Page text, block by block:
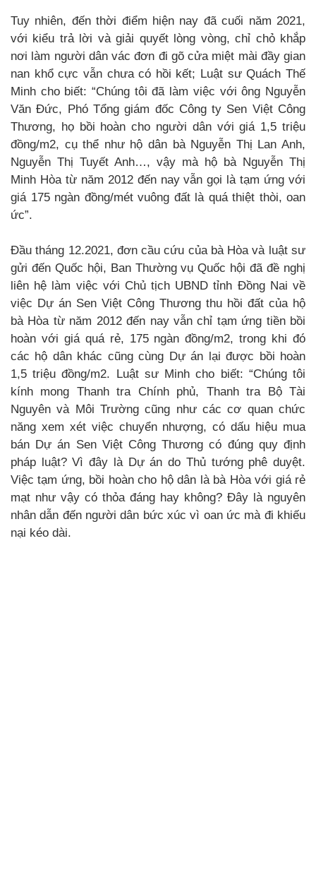
Tuy nhiên, đến thời điểm hiện nay đã cuối năm 2021,
với kiểu trả lời và giải quyết lòng vòng, chỉ chỏ khắp
nơi làm người dân vác đơn đi gõ cửa miệt mài đầy gian
nan khổ cực vẫn chưa có hồi kết; Luật sư Quách Thế
Minh cho biết: “Chúng tôi đã làm việc với ông Nguyễn
Văn Đức, Phó Tổng giám đốc Công ty Sen Việt Công
Thương, họ bồi hoàn cho người dân với giá 1,5 triệu
đồng/m2, cụ thể như hộ dân bà Nguyễn Thị Lan Anh,
Nguyễn Thị Tuyết Anh…, vậy mà hộ bà Nguyễn Thị
Minh Hòa từ năm 2012 đến nay vẫn gọi là tạm ứng với
giá 175 ngàn đồng/mét vuông đất là quá thiệt thòi, oan
ức”.
Đầu tháng 12.2021, đơn cầu cứu của bà Hòa và luật sư
gửi đến Quốc hội, Ban Thường vụ Quốc hội đã đề nghị
liên hệ làm việc với Chủ tịch UBND tỉnh Đồng Nai về
việc Dự án Sen Việt Công Thương thu hồi đất của hộ
bà Hòa từ năm 2012 đến nay vẫn chỉ tạm ứng tiền bồi
hoàn với giá quá rẻ, 175 ngàn đồng/m2, trong khi đó
các hộ dân khác cũng cùng Dự án lại được bồi hoàn
1,5 triệu đồng/m2. Luật sư Minh cho biết: “Chúng tôi
kính mong Thanh tra Chính phủ, Thanh tra Bộ Tài
Nguyên và Môi Trường cũng như các cơ quan chức
năng xem xét việc chuyển nhượng, có dấu hiệu mua
bán Dự án Sen Việt Công Thương có đúng quy định
pháp luật? Vì đây là Dự án do Thủ tướng phê duyệt.
Việc tạm ứng, bồi hoàn cho hộ dân là bà Hòa với giá rẻ
mạt như vậy có thỏa đáng hay không? Đây là nguyên
nhân dẫn đến người dân bức xúc vì oan ức mà đi khiếu
nại kéo dài.